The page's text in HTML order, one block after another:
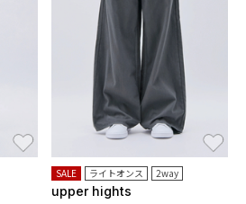
SALE ライトオンス 2way
upper hights